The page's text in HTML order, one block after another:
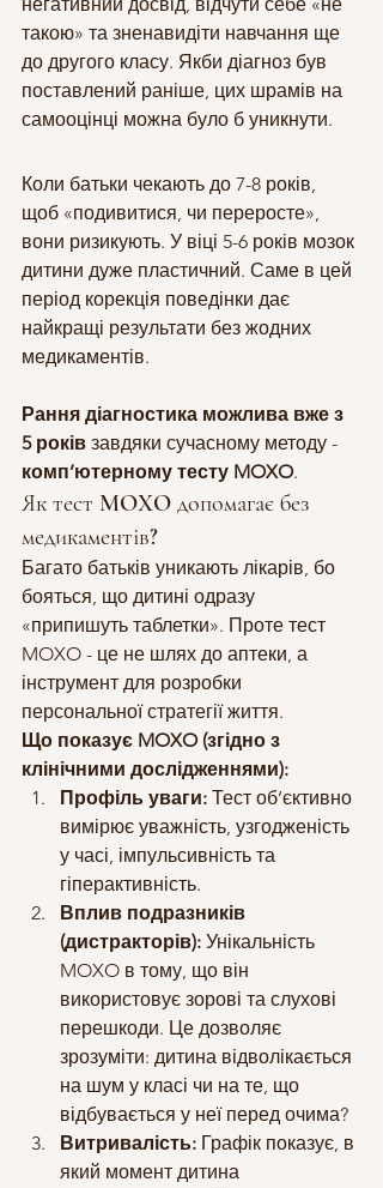
такою» та зненавидіти навчання ще
до другого класу. Якби діагноз був
поставлений раніше, цих шрамів на
самооцінці можна було б уникнути.
Коли батьки чекають до 7-8 років,
щоб «подивитися, чи переросте»,
вони ризикують. У віці 5-6 років мозок
дитини дуже пластичний. Саме в цей
період корекція поведінки дає
найкращі результати без жодних
медикаментів.
Рання діагностика можлива вже з
5 років завдяки сучасному методу -
комп’ютерному тесту MOXO.
Як тест MOXO допомагає без
медикаментів?
Багато батьків уникають лікарів, бо
бояться, що дитині одразу
«припишуть таблетки». Проте тест
MOXO - це не шлях до аптеки, а
інструмент для розробки
персональної стратегії життя.
Що показує MOXO (згідно з
клінічними дослідженнями):
Профіль уваги: Тест об’єктивно
вимірює уважність, узгодженість
у часі, імпульсивність та
гіперактивність.
Вплив подразників
(дистракторів): Унікальність
MOXO в тому, що він
використовує зорові та слухові
перешкоди. Це дозволяє
зрозуміти: дитина відволікається
на шум у класі чи на те, що
відбувається у неї перед очима?
Витривалість: Графік показує, в
який момент дитина